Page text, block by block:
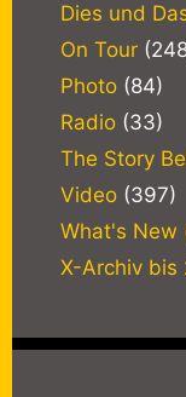
Dies und
On Tour
Photo (84)
Radio (33)
The Story
Video (397)
What's New
X-Archiv bis